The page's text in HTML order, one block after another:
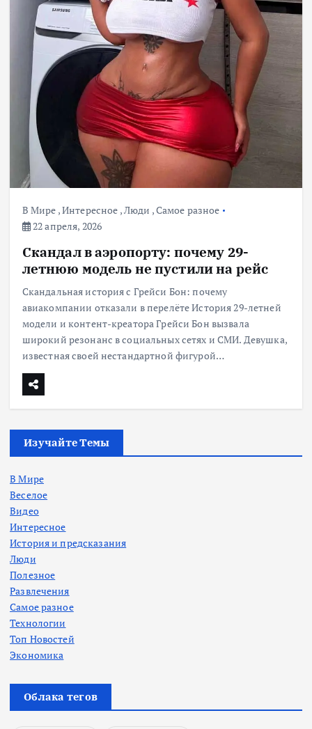
В Мире ,Интересное ,Люди ,Самое разное
22 апреля, 2026
Скандал в аэропорту: почему 29-
летнюю модель не пустили на рейс
Скандальная история с Грейси Бон: почему
авиакомпании отказали в перелёте История 29-летней
модели и контент-креатора Грейси Бон вызвала
широкий резонанс в социальных сетях и СМИ. Девушка,
известная своей нестандартной фигурой…
Изучайте Темы
В Мире
Веселое
Видео
Интересное
История и предсказания
Люди
Полезное
Развлечения
Самое разное
Технологии
Топ Новостей
Экономика
Облака тегов